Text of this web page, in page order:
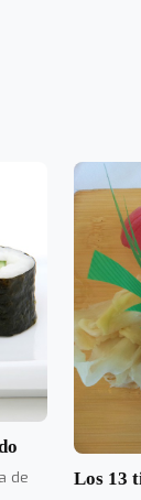
de
Los 13